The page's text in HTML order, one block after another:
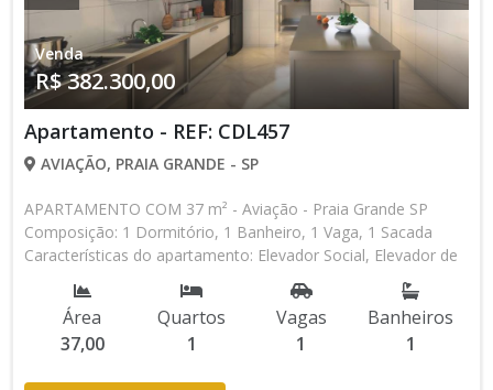
Venda
R$ 382.300,00
Apartamento - REF: CDL457
AVIAÇÃO, PRAIA GRANDE - SP
APARTAMENTO COM 37 m² - Aviação - Praia Grande SP
Composição: 1 Dormitório, 1 Banheiro, 1 Vaga, 1 Sacada
Características do apartamento: Elevador Social, Elevador de
Serviço, Portão Automático, Lavanderia, Piscina, Piscina
Infantil, Salão de Jogos, Espaço Kids Aceita Financiamento
Bancário Lançamento, Em Obras * Os valores e
disponibilidade podem ser alterados sem prévio aviso. Favor
Área
37,00
Quartos
1
Vagas
1
Banheiros
1